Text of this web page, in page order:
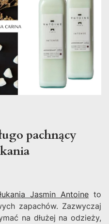
pachnący
Jasmin Antoine to
zapachów. Zazwyczaj
na dłużej na odzieży,